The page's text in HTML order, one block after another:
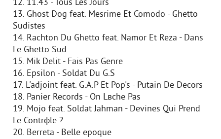
12. 11.43 - Tous Les Jours
13. Ghost Dog feat. Mesrime Et Comodo - Ghetto
Sudistes
14. Rachton Du Ghetto feat. Namor Et Reza - Dans
Le Ghetto Sud
15. Mik Delit - Fais Pas Genre
16. Epsilon - Soldat Du G.S
17. L'adjoint feat. G.A.P Et Pop's - Putain De Decors
18. Panier Records - On Lвche Pas
19. Mojo feat. Soldat Jahman - Devines Qui Prend
Le Contrфle ?
20. Berreta - Belle epoque